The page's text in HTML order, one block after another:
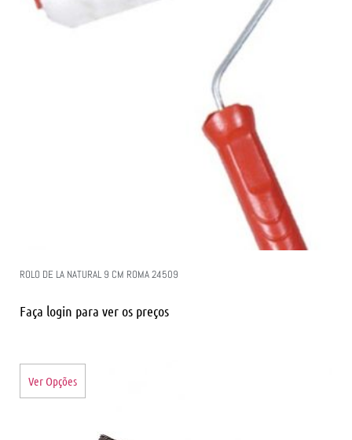
ROLO DE LA NATURAL 9 CM ROMA 24509
Faça login para ver os preços
Ver Opções